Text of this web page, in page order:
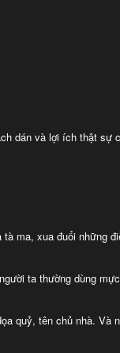
dán và lợi ích thật sự
ma, xua đuổi những
ta thường dùng
quỷ, tên chủ nhà. Và